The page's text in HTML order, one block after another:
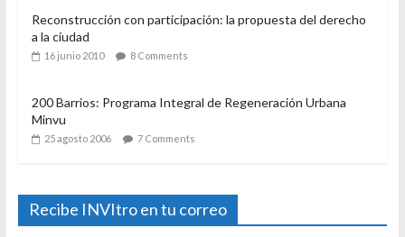
Reconstrucción con participación: la propuesta del derecho
a la ciudad
16 junio 2010 8 Comments
200 Barrios: Programa Integral de Regeneración Urbana
Minvu
25 agosto 2006 7 Comments
Recibe INVItro en tu correo